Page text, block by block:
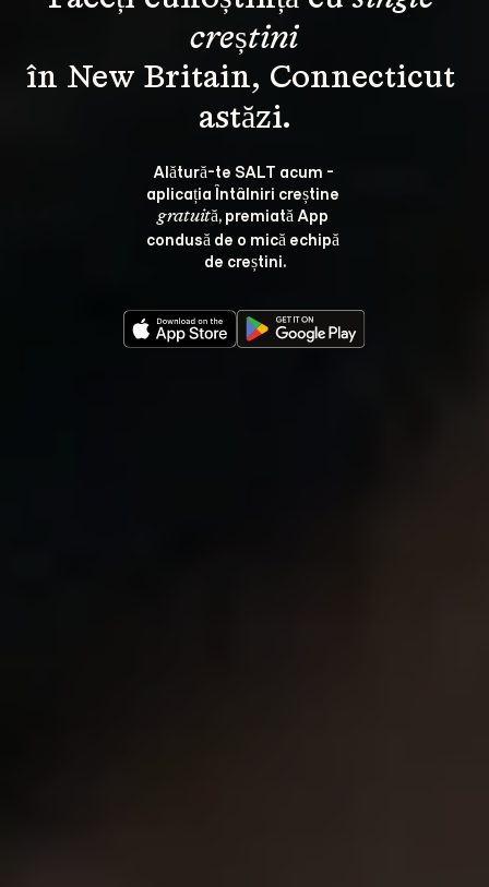
creștini
în New Britain, Connecticut
Alătură-te SALT acum -
aplicația Întâlniri creștine
gratuită, premiată App
condusă de o mică echipă
de creștini.